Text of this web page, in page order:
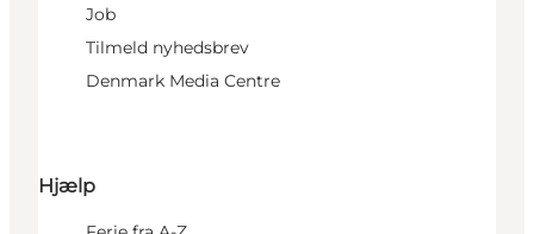
Job
Tilmeld nyhedsbrev
Denmark Media Centre
Hjælp